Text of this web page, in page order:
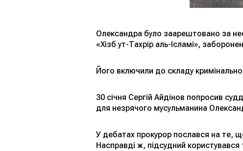
Олександра було заарештовано за
«Хізб ут-Тахрір аль-Ісламі»,
Його включили до складу
30 січня Сергій Айдінов попросив
для незрячого мусульманина
У дебатах прокурор послався на те,
Насправді ж, підсудний